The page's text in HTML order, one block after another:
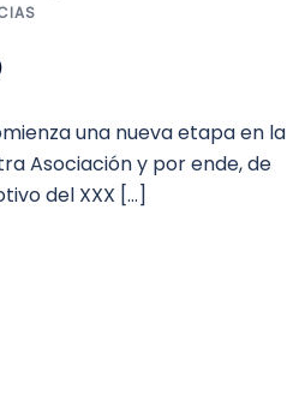
una nueva etapa en la
Asociación y por ende, de
del XXX […]